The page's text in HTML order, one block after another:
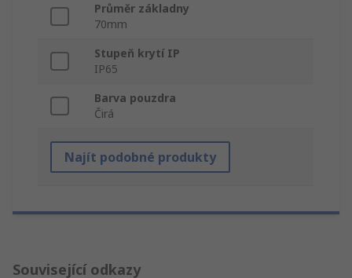
Průměr základny
70mm
Stupeň krytí IP
IP65
Barva pouzdra
Čirá
Najít podobné produkty
Související odkazy